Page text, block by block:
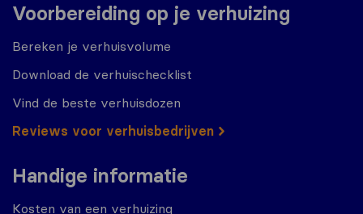
Voorbereiding op je verhuizing
Bereken je verhuisvolume
Download de verhuischecklist
Vind de beste verhuisdozen
Reviews voor verhuisbedrijven
Handige informatie
Kosten van een verhuizing